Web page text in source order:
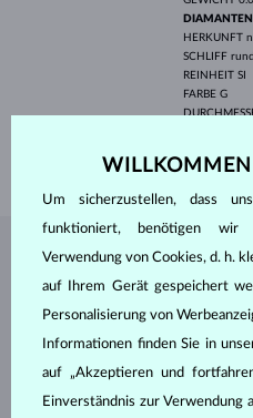
DIAMANTEN
HERKUNFT
SCHLIFF rund
REINHEIT SI
FARBE G
2.40 g
SCHMUCK AUS
Um sicherzustellen, dass
funktioniert, benötigen
Verwendung von Cookies, d. h.
auf Ihrem Gerät gespeichert
Personalisierung von
Informationen finden Sie in
auf „Akzeptieren und
Einverständnis zur Verwendung